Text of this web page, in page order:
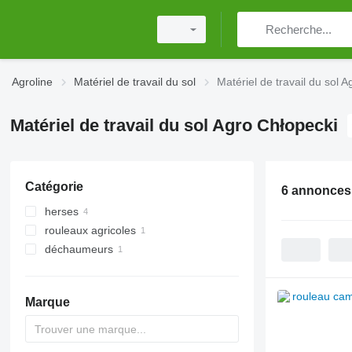
Agroline Matériel de travail du sol Matériel de travail du sol
Matériel de travail du sol Agro Chłopecki
Catégorie
herses
herses à disques
rouleaux agricoles
rouleaux cambridge
déchaumeurs
Marque
6